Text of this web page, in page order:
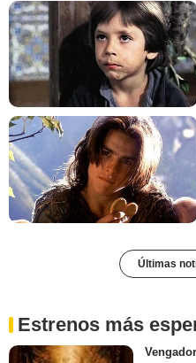
Últimas
Estrenos más